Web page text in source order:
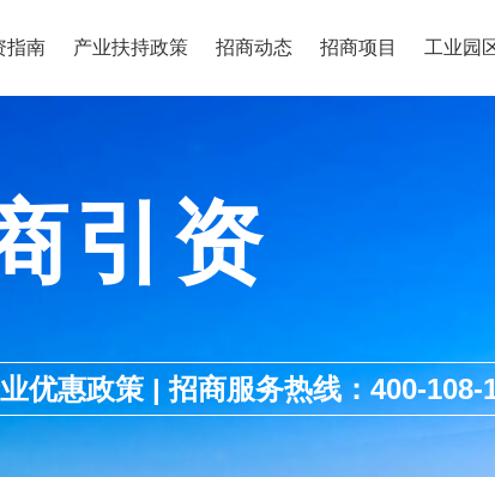
指南 产业扶持政策 招商动态 招商项目 工业园
引资
优惠政策 | 招商服务热线：400-108-